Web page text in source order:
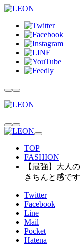
TOP
FASHION
【最強】大人
きちんと感です
Twitter
Facebook
Line
Mail
Pocket
Hatena